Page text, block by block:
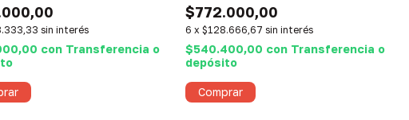
sin interés
con Transferencia o
$772.000,00
6 x $128.666,67 sin interés
$540.400,00 con Transferencia o
depósito
Comprar